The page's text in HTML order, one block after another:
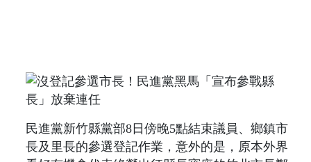
民進黨新竹縣黨部8日傍晚5點結束議員、鄉鎮市
長及里長的參選登記作業，意外的是，原本外界